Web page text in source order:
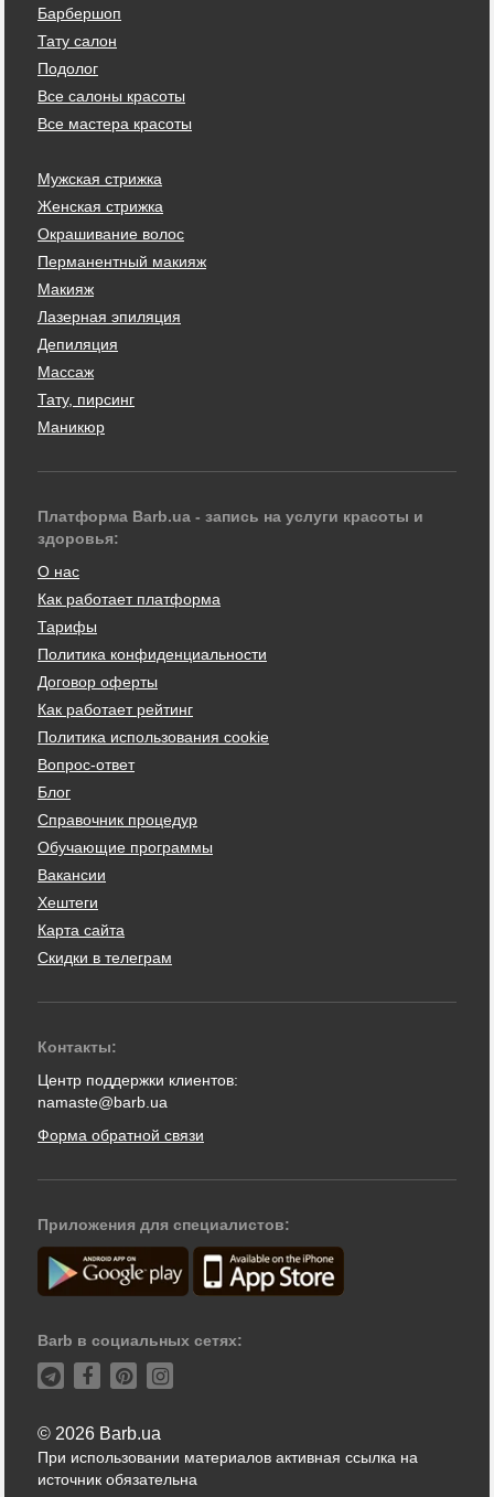
Барбершоп
Тату салон
Подолог
Все салоны красоты
Все мастера красоты
Мужская стрижка
Женская стрижка
Окрашивание волос
Перманентный макияж
Макияж
Лазерная эпиляция
Депиляция
Массаж
Тату, пирсинг
Маникюр
Платформа Barb.ua - запись на услуги красоты и
здоровья:
О нас
Как работает платформа
Тарифы
Политика конфиденциальности
Договор оферты
Как работает рейтинг
Политика использования cookie
Вопрос-ответ
Блог
Справочник процедур
Обучающие программы
Вакансии
Хештеги
Карта сайта
Скидки в телеграм
Контакты:
Центр поддержки клиентов:
namaste@barb.ua
Форма обратной связи
Приложения для специалистов:
Barb в социальных сетях:
© 2026 Barb.ua
При использовании материалов активная ссылка на
источник обязательна